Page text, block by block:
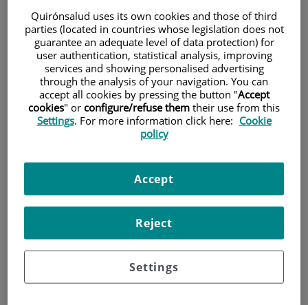
Pacientes y visitantes
Investigación
Quirónsalud uses its own cookies and those of third
parties (located in countries whose legislation does not
guarantee an adequate level of data protection) for
user authentication, statistical analysis, improving
services and showing personalised advertising
through the analysis of your navigation. You can
accept all cookies by pressing the button "Accept
cookies" or configure/refuse them their use from this
Settings. For more information click here: Cookie
policy
Settings
Reject
Accept